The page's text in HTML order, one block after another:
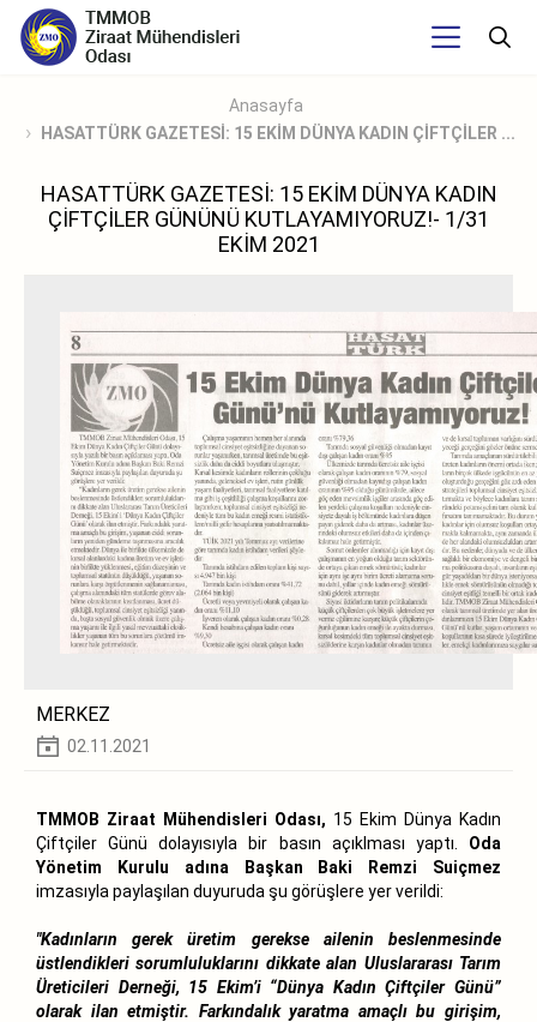
Anasayfa
HASATTÜRK GAZETESİ: 15 EKİM DÜNYA KADIN ÇİFTÇİLER ...
HASATTÜRK GAZETESİ: 15 EKİM DÜNYA KADIN
ÇİFTÇİLER GÜNÜNÜ KUTLAYAMIYORUZ!- 1/31
EKİM 2021
MERKEZ
02.11.2021
TMMOB Ziraat Mühendisleri Odası, 15 Ekim Dünya Kadın
Çiftçiler Günü dolayısıyla bir basın açıklması yaptı. Oda
Yönetim Kurulu adına Başkan Baki Remzi Suiçmez
imzasıyla paylaşılan duyuruda şu görüşlere yer verildi:
"Kadınların gerek üretim gerekse ailenin beslenmesinde
üstlendikleri sorumluluklarını dikkate alan Uluslararası Tarım
Üreticileri Derneği, 15 Ekim’i “Dünya Kadın Çiftçiler Günü”
olarak ilan etmiştir. Farkındalık yaratma amaçlı bu girişim,